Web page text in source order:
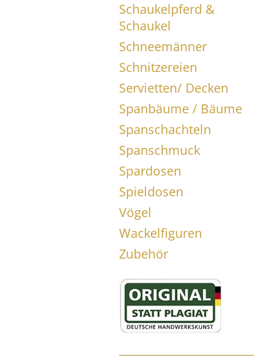
Schaukelpferd &
Schaukel
Schneemänner
Schnitzereien
Servietten/ Decken
Spanbäume / Bäume
Spanschachteln
Spanschmuck
Spardosen
Spieldosen
Vögel
Wackelfiguren
Zubehör